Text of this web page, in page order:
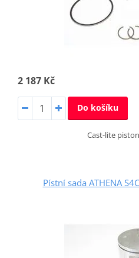
2 187 Kč
Do košíku
Cast-lite
Pístní sada ATHENA